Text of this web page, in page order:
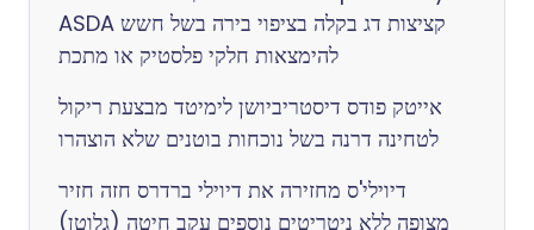
ASDA קציצות דג בקלה בציפוי בירה בשל חשש
להימצאות חלקי פלסטיק או מתכת
אייטק פודס דיסטריביושן לימיטד מבצעת ריקול
לטחינה דרנה בשל נוכחות בוטנים שלא הוצהרו
דיוילי'ס מחזירה את דיוילי ברדרס חזה חזיר
מצופה ללא ניטריטים נוספים עקב חיטה (גלוטן)